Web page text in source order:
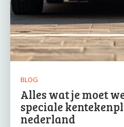
BLOG
Alles wat je moet
speciale
nederland